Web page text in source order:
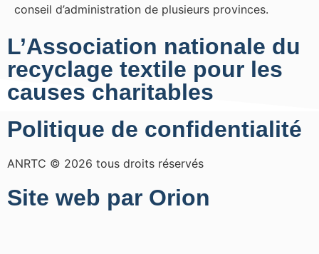
conseil d’administration de plusieurs provinces.
L’Association nationale du
recyclage textile pour les
causes charitables
Politique de confidentialité
ANRTC © 2026 tous droits réservés
Site web par Orion